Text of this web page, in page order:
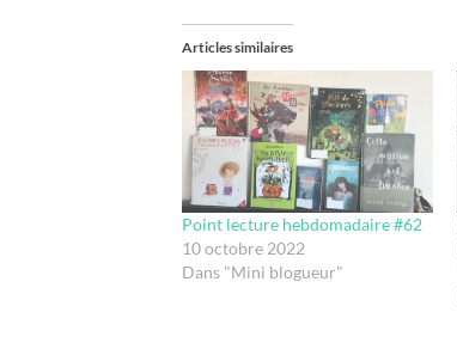
Articles similaires
Point lecture hebdomadaire #62
10 octobre 2022
Dans "Mini blogueur"